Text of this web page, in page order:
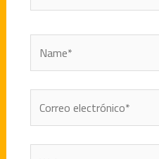
electrónico*